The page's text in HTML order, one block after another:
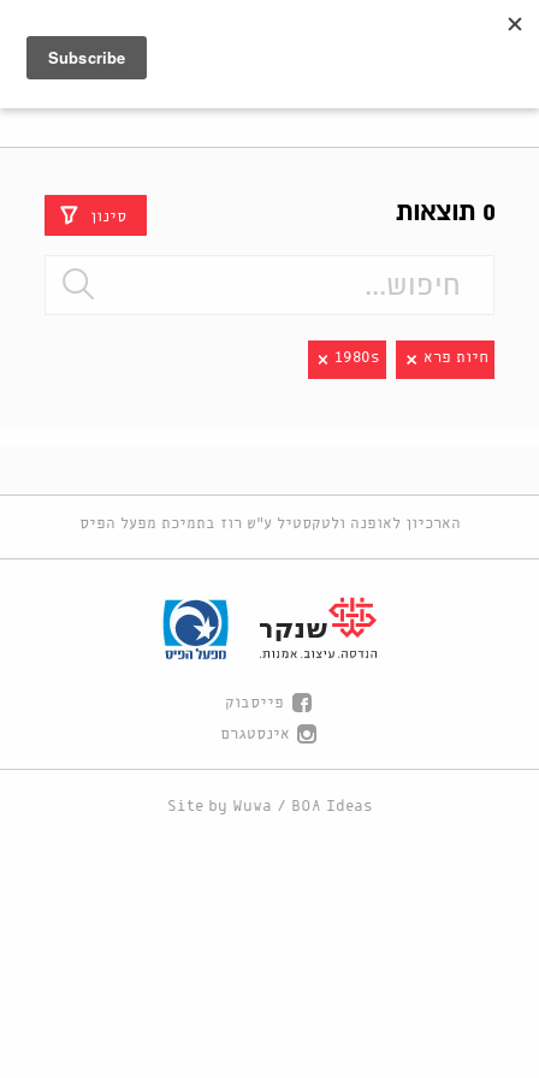
0 תוצאות סינון
חיות פרא 1980s
הארכיון לאופנה ולטקסטיל ע"ש רוז בתמיכת מפעל הפיס
פייסבוק
אינסטגרם
Site by Wuwa / BOA Ideas